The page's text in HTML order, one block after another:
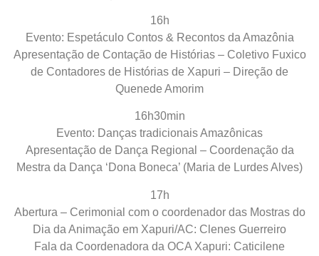
16h
Evento: Espetáculo Contos & Recontos da Amazônia
Apresentação de Contação de Histórias – Coletivo Fuxico
de Contadores de Histórias de Xapuri – Direção de
Quenede Amorim
16h30min
Evento: Danças tradicionais Amazônicas
Apresentação de Dança Regional – Coordenação da
Mestra da Dança ‘Dona Boneca’ (Maria de Lurdes Alves)
17h
Abertura – Cerimonial com o coordenador das Mostras do
Dia da Animação em Xapuri/AC: Clenes Guerreiro
Fala da Coordenadora da OCA Xapuri: Caticilene